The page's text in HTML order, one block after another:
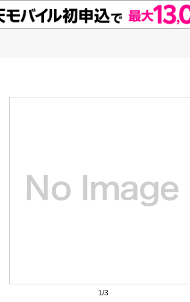
1/3